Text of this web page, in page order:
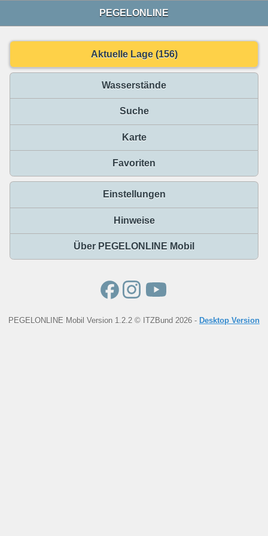
PEGELONLINE
Aktuelle Lage (156)
Wasserstände
Suche
Karte
Favoriten
Einstellungen
Hinweise
Über PEGELONLINE Mobil
PEGELONLINE Mobil Version 1.2.2 © ITZBund 2026 - Desktop Version